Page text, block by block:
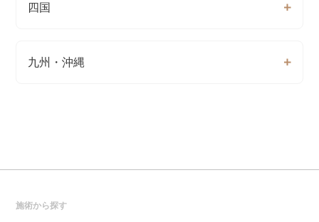
四国
九州・沖縄
施術から探す